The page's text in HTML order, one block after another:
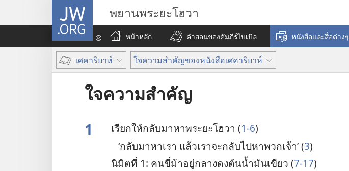
JW.ORG พยานพระยะโฮวา
หน้าหลัก
คำสอนของคัมภีร์ไบเบิล หนังสือและสื่อต่างๆ
เศคาริยาห์ ใจความสำคัญของหนังสือเศคาริยาห์
ใจความสำคัญ
1 เรียก​ให้​กลับ​มา​หา​พระ​ยะโฮวา (1-6)
‘กลับ​มา​หา​เรา แล้ว​เรา​จะ​กลับ​ไป​หา​พวก​เจ้า’ (3)
นิมิต​ที่ 1: คน​ขี่​ม้า​อยู่​กลาง​ดง​ต้น​น้ำ​มัน​เขียว (7-17)